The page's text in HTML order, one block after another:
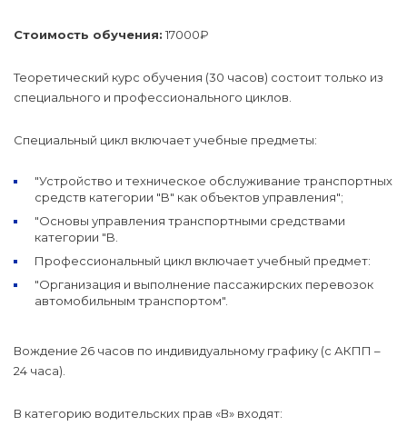
Стоимость обучения: 17000₽
Теоретический курс обучения (30 часов) состоит только из
специального и профессионального циклов.
Специальный цикл включает учебные предметы:
"Устройство и техническое обслуживание транспортных
средств категории "B" как объектов управления";
"Основы управления транспортными средствами
категории "B.
Профессиональный цикл включает учебный предмет:
"Организация и выполнение пассажирских перевозок
автомобильным транспортом".
Вождение 26 часов по индивидуальному графику (с АКПП –
24 часа).
В категорию водительских прав «В» входят: